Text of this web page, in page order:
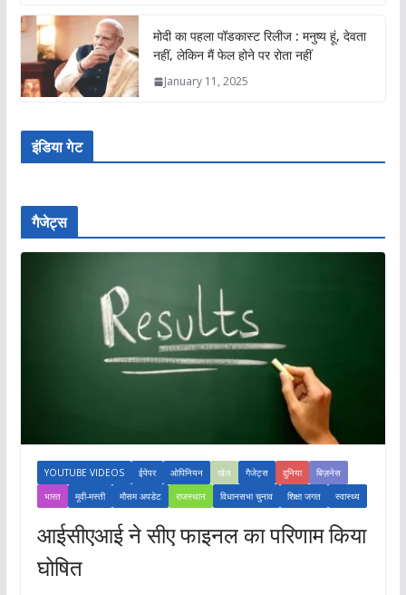
मोदी का पहला पॉडकास्ट रिलीज : मनुष्य हूं, देवता
नहीं, लेकिन मैं फेल होने पर रोता नहीं
January 11, 2025
इंडिया गेट
गैजेट्स
YOUTUBE VIDEOS ईपेपर ओपिनियन खेल गैजेट्स दुनिया
बिज़नेस
भारत
मूवी-मस्ती मौसम अपडेट राजस्थान विधानसभा चुनाव शिक्षा जगत स्वास्थ्य
आईसीएआई ने सीए फाइनल का परिणाम किया
घोषित